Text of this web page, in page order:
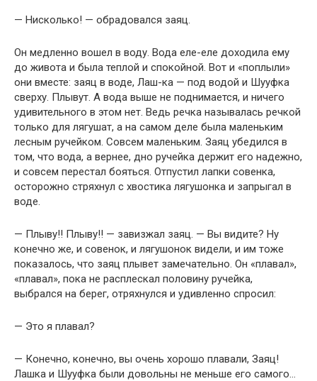
— Нисколько! — обрадовался заяц.
Он медленно вошел в воду. Вода еле-еле доходила ему
до живота и была теплой и спокойной. Вот и «поплыли»
они вместе: заяц в воде, Лаш-ка — под водой и Шууфка
сверху. Плывут. А вода выше не поднимается, и ничего
удивительного в этом нет. Ведь речка называлась речкой
только для лягушат, а на самом деле была маленьким
лесным ручейком. Совсем маленьким. Заяц убедился в
том, что вода, а вернее, дно ручейка держит его надежно,
и совсем перестал бояться. Отпустил лапки совенка,
осторожно стряхнул с хвостика лягушонка и запрыгал в
воде.
— Плыву!! Плыву!! — завизжал заяц. — Вы видите? Ну
конечно же, и совенок, и лягушонок видели, и им тоже
показалось, что заяц плывет замечательно. Он «плавал»,
«плавал», пока не расплескал половину ручейка,
выбрался на берег, отряхнулся и удивленно спросил:
— Это я плавал?
— Конечно, конечно, вы очень хорошо плавали, Заяц!
Лашка и Шууфка были довольны не меньше его самого…